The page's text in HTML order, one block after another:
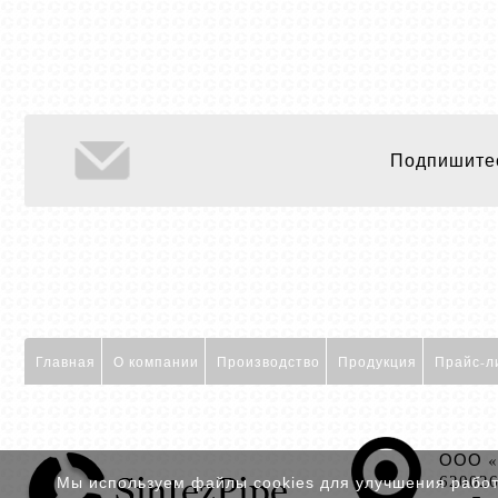
Главная О компании Производство Продукция Прайс-
ООО
620026
Мы используем файлы cookies для улучшения